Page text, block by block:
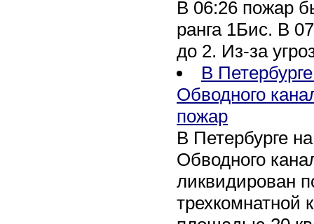
В 06:26 пожар
ранга 1Бис. В
до 2. Из-за
В
Обводного
пожар
В Петербурге
Обводного
ликвидирован
трехкомнатной